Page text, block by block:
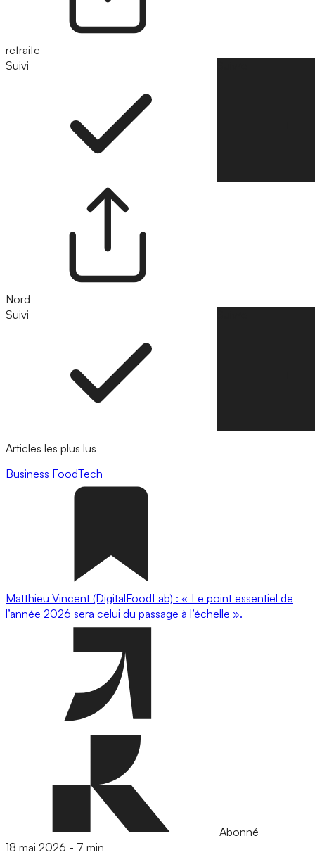
retraite
Suivi
Nord
Suivi
Articles les plus lus
Business FoodTech
Matthieu Vincent (DigitalFoodLab) : « Le point essentiel de
l’année 2026 sera celui du passage à l’échelle ».
Abonné
18 mai 2026 - 7 min